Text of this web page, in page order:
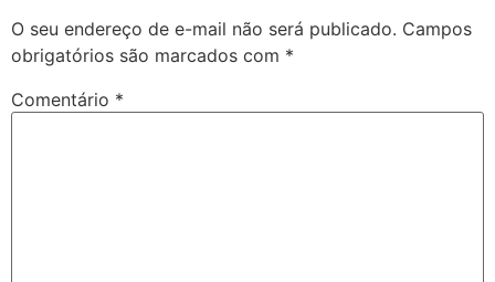
O seu endereço de e-mail não será publicado. Campos
obrigatórios são marcados com *
Comentário *